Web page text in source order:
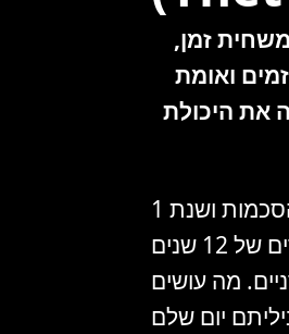
זמן,
ואומת
את היכולת
1 בספטמבר הוא תאריך שולי. נכון, המורים והמורות הגיעו להסכמות ושנת
הלימודים נפתחה, אבל איזו שנה בדיוק התחילה? לימודים של 12 שנים
מה עושים
יום שלם